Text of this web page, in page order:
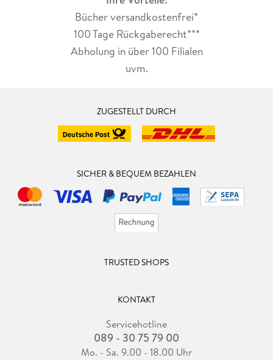
Bücher versandkostenfrei*
100 Tage Rückgaberecht***
Abholung in über 100 Filialen
uvm.
ZUGESTELLT DURCH
SICHER & BEQUEM BEZAHLEN
TRUSTED SHOPS
KONTAKT
Servicehotline
089 - 30 75 79 00
Mo. - Sa. 9.00 - 18.00 Uhr